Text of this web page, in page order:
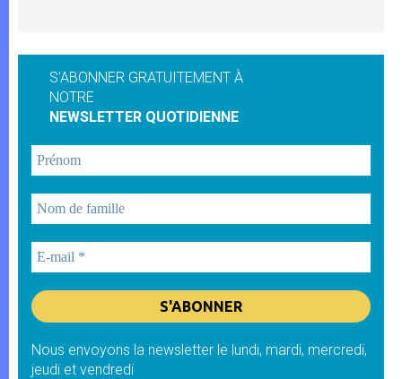
S'ABONNER GRATUITEMENT À
NOTRE
NEWSLETTER QUOTIDIENNE
Nous envoyons la newsletter le lundi, mardi, mercredi,
jeudi et vendredi